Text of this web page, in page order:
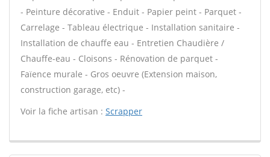
- Peinture décorative - Enduit - Papier peint - Parquet -
Carrelage - Tableau électrique - Installation sanitaire -
Installation de chauffe eau - Entretien Chaudière /
Chauffe-eau - Cloisons - Rénovation de parquet -
Faïence murale - Gros oeuvre (Extension maison,
construction garage, etc) -
Voir la fiche artisan : Scrapper